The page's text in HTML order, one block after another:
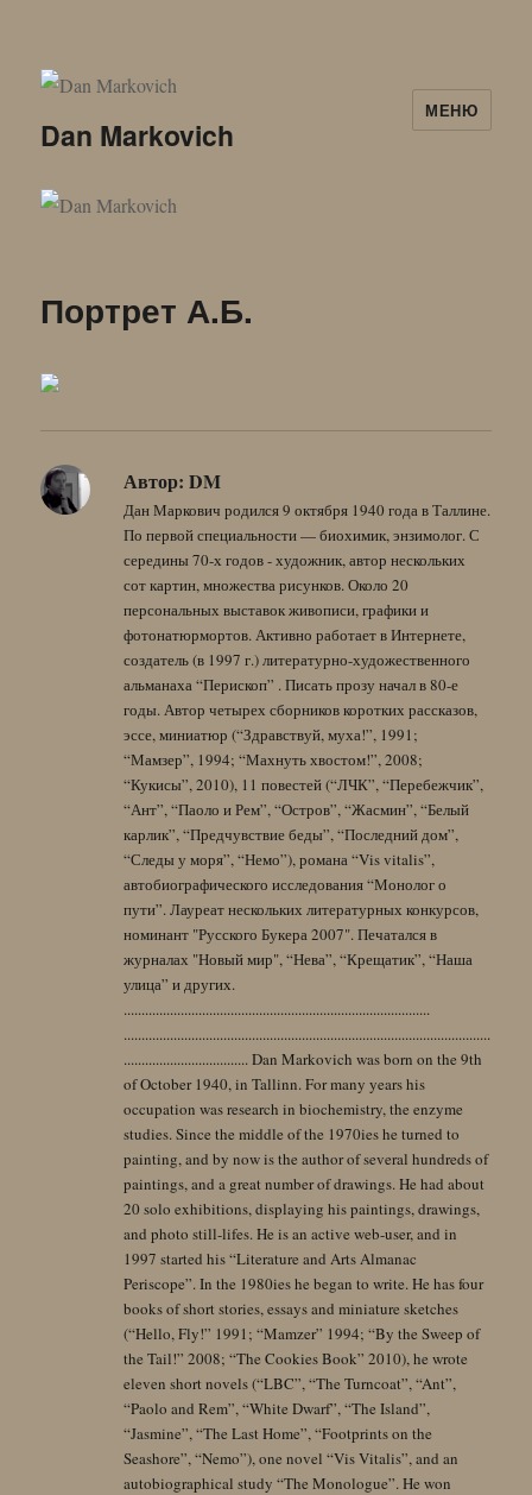
Dan Markovich
МЕНЮ
Портрет А.Б.
Автор: DM
Дан Маркович родился 9 октября 1940 года в Таллине.
По первой специальности — биохимик, энзимолог. С
середины 70-х годов - художник, автор нескольких
сот картин, множества рисунков. Около 20
персональных выставок живописи, графики и
фотонатюрмортов. Активно работает в Интернете,
создатель (в 1997 г.) литературно-художественного
альманаха “Перископ” . Писать прозу начал в 80-е
годы. Автор четырех сборников коротких рассказов,
эссе, миниатюр (“Здравствуй, муха!”, 1991;
“Мамзер”, 1994; “Махнуть хвостом!”, 2008;
“Кукисы”, 2010), 11 повестей (“ЛЧК”, “Перебежчик”,
“Ант”, “Паоло и Рем”, “Остров”, “Жасмин”, “Белый
карлик”, “Предчувствие беды”, “Последний дом”,
“Следы у моря”, “Немо”), романа “Vis vitalis”,
автобиографического исследования “Монолог о
пути”. Лауреат нескольких литературных конкурсов,
номинант "Русского Букера 2007". Печатался в
журналах "Новый мир", “Нева”, “Крещатик”, “Наша
улица” и других.
......................................................................................
.......................................................................................................
................................... Dan Markovich was born on the 9th
of October 1940, in Tallinn. For many years his
occupation was research in biochemistry, the enzyme
studies. Since the middle of the 1970ies he turned to
painting, and by now is the author of several hundreds of
paintings, and a great number of drawings. He had about
20 solo exhibitions, displaying his paintings, drawings,
and photo still-lifes. He is an active web-user, and in
1997 started his “Literature and Arts Almanac
Periscope”. In the 1980ies he began to write. He has four
books of short stories, essays and miniature sketches
(“Hello, Fly!” 1991; “Mamzer” 1994; “By the Sweep of
the Tail!” 2008; “The Cookies Book” 2010), he wrote
eleven short novels (“LBC”, “The Turncoat”, “Ant”,
“Paolo and Rem”, “White Dwarf”, “The Island”,
“Jasmine”, “The Last Home”, “Footprints on the
Seashore”, “Nemo”), one novel “Vis Vitalis”, and an
autobiographical study “The Monologue”. He won